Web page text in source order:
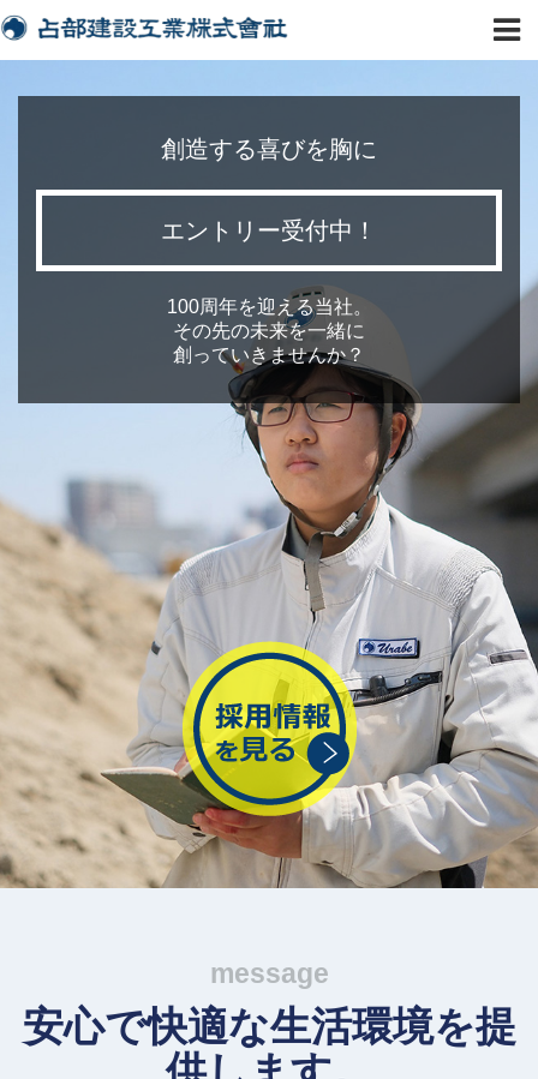
創造する喜びを胸に
エントリー受付中！
100周年を迎える当社。
その先の未来を一緒に
創っていきませんか？
message
安心で快適な生活環境を提